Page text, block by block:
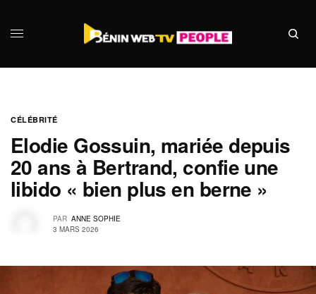
CÉLÉBRITÉ
Elodie Gossuin, mariée depuis
20 ans à Bertrand, confie une
libido « bien plus en berne »
PAR ANNE SOPHIE
3 MARS 2026